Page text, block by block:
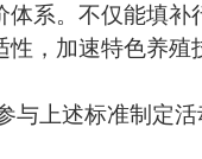
体系。 不仅能填补
性，加速特色养殖
与上述标准制定活